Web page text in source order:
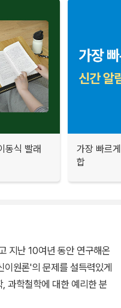
동식 빨래
가장 빠르
합
지난 10여년 동안 연구해온
원론'의 문제를 설득력있게
과학철학에 대한 예리한 분